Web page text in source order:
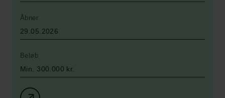
Åbner
29.05.2026
Beløb
Min. 300.000 kr.